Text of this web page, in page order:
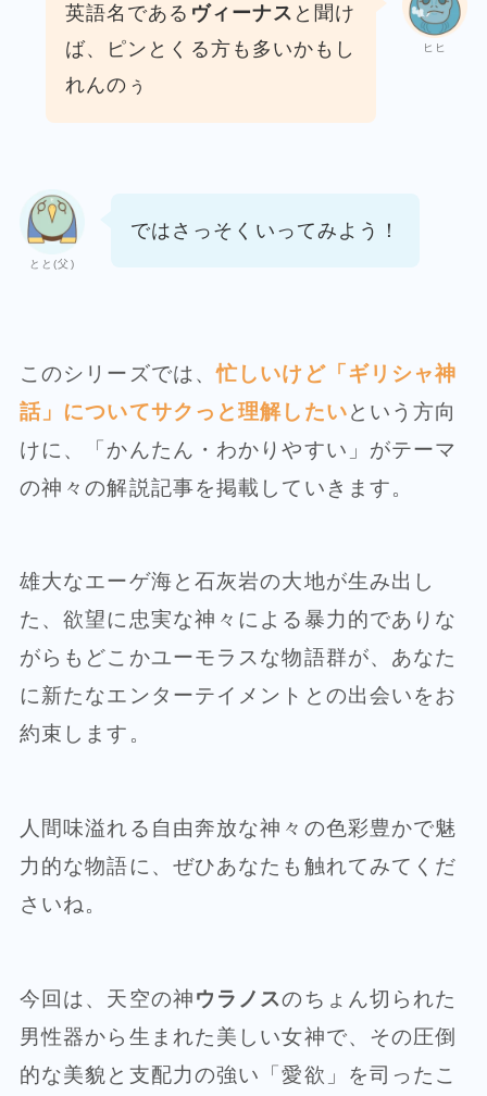
ヒヒ
英語名である ヴィーナス と聞け
ば、
ピンとくる方も多いかもし
れんのぅ
とと(父)
ではさっそくいってみよう！
このシリーズでは、忙しいけど「ギリシャ神
話」についてサクっと理解したいという方向
けに、「かんたん・わかりやすい」がテーマ
の神々の解説記事を掲載していきます。
雄大なエーゲ海と石灰岩の大地が生み出し
た、欲望に忠実な神々による暴力的でありな
がらもどこかユーモラスな物語群が、あなた
に新たなエンターテイメントとの出会いをお
約束します。
人間味溢れる自由奔放な神々の色彩豊かで魅
力的な物語に、ぜひあなたも触れてみてくだ
さいね。
今回は、天空の神ウラノスのちょん切られた
男性器から生まれた美しい女神で、その圧倒
的な美貌と支配力の強い「愛欲」を司ったこ